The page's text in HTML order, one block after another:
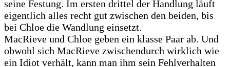
seine Festung. Im ersten drittel der Handlung läuft
eigentlich alles recht gut zwischen den beiden, bis
bei Chloe die Wandlung einsetzt.
MacRieve und Chloe geben ein klasse Paar ab. Und
obwohl sich MacRieve zwischendurch wirklich wie
ein Idiot verhält, kann man ihm sein Fehlverhalten